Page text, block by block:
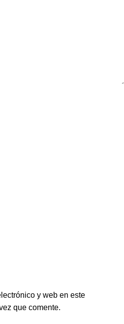
y web en este
que comente.